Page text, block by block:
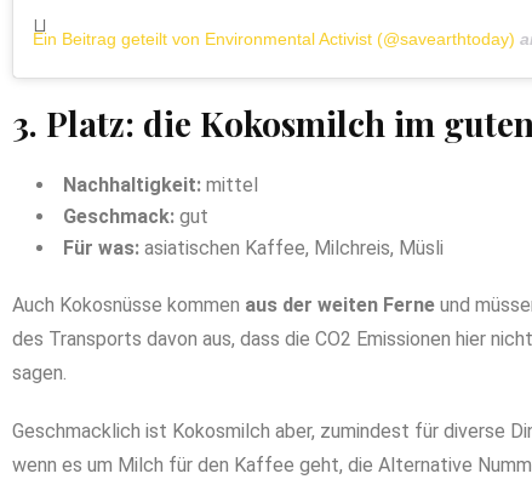
Ein Beitrag geteilt von Environmental Activist (@savearthtoday)
3. Platz: die Kokosmilch im
Nachhaltigkeit: mittel
Geschmack: gut
Für was: asiatischen Kaffee, Milchreis, Müsli
Auch Kokosnüsse kommen aus der weiten Ferne und
des Transports davon aus, dass die CO2 Emissionen hier
sagen.
Geschmacklich ist Kokosmilch aber, zumindest für diverse
wenn es um Milch für den Kaffee geht, die Alternative